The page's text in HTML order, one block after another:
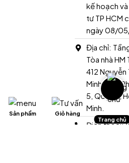
kế hoạch
tư TP HCM
ngày 08/
Địa chỉ:
Tòa nhà HM
412 Nguyễn
Minh Khai,
5, Quận 3,
Minh.
Điện thoại:
Sản phẩm
Giỏ hàng
Trang chủ